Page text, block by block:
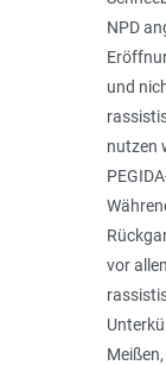
NPD
und
nutzen
vor